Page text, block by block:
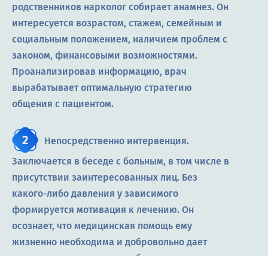
родственников нарколог собирает анамнез. Он
интересуется возрастом, стажем, семейным и
социальным положением, наличием проблем с
законом, финансовыми возможностями.
Проанализировав информацию, врач
вырабатывает оптимальную стратегию
общения с пациентом.
Непосредственно интервенция.
Заключается в беседе с больным, в том числе в
присутствии заинтересованных лиц. Без
какого-либо давления у зависимого
формируется мотивация к лечению. Он
осознает, что медицинская помощь ему
жизненно необходима и добровольно дает